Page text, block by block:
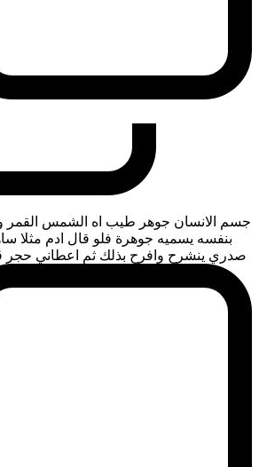
جسم الانسان جوهر طيب اه الشمس
بنفسه يسميه جوهرة فلو قال ادم مثلا
صدري ينشرح وافرح بذلك ثم اعطاني حجر قد